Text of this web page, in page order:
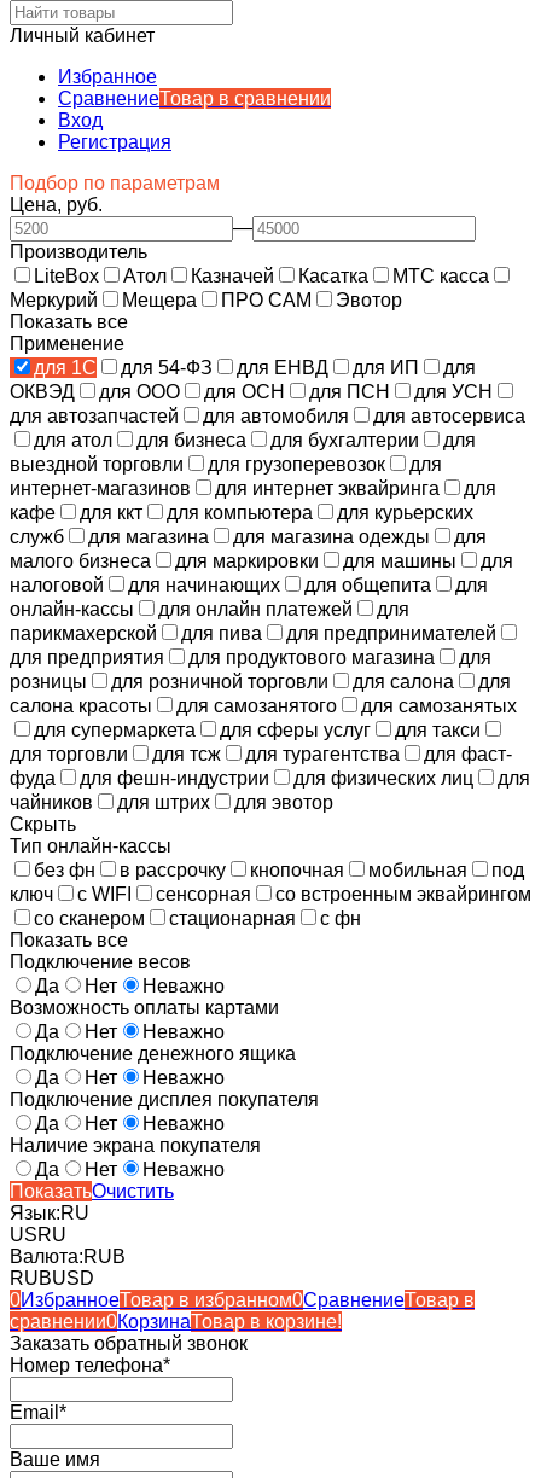
Личный кабинет
Избранное
СравнениеТовар в сравнении
Вход
Регистрация
Подбор по параметрам
Цена, руб.
—
Производитель
LiteBox
Атол Казначей Касатка
МТС касса
Меркурий
Мещера ПРО САМ
Эвотор
Показать все
Применение
для 1С
для 54-ФЗ для ЕНВД для ИП
для
ОКВЭД
для ООО для ОСН для ПСН
для УСН
для автозапчастей
для автомобиля
для автосервиса
для атол
для бизнеса для бухгалтерии
для
выездной торговли
для грузоперевозок
для
интернет-магазинов
для интернет эквайринга
для
кафе
для ккт для компьютера
для курьерских
служб
для магазина для магазина одежды
для
малого бизнеса
для маркировки для машины
для
налоговой
для начинающих для общепита
для
онлайн-кассы
для онлайн платежей
для
парикмахерской
для пива
для предпринимателей
для предприятия
для продуктового магазина
для
розницы
для розничной торговли для салона
для
салона красоты
для самозанятого
для самозанятых
для супермаркета
для сферы услуг
для такси
для торговли
для тсж для турагентства
для фаст-
фуда
для фешн-индустрии для физических лиц
для
чайников
для штрих
для эвотор
Скрыть
Тип онлайн-кассы
без фн
в рассрочку кнопочная мобильная
под
ключ
с WIFI сенсорная
со встроенным эквайрингом
со сканером
стационарная
с фн
Показать все
Подключение весов
Да
Нет
Неважно
Возможность оплаты картами
Да
Нет
Неважно
Подключение денежного ящика
Да
Нет
Неважно
Подключение дисплея покупателя
Да
Нет
Неважно
Наличие экрана покупателя
Да
Нет
Неважно
ПоказатьОчистить
Язык:RU
USRU
Валюта:RUB
RUBUSD
0ИзбранноеТовар в избранном0СравнениеТовар в
сравнении0КорзинаТовар в корзине!
Заказать обратный звонок
Номер телефона*
Email*
Ваше имя